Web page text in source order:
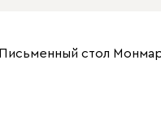
Письменный стол